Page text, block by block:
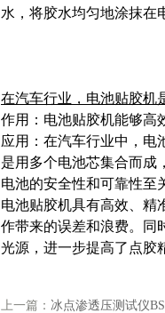
水，将胶水均匀地涂抹在
在汽车行业，电池贴胶机
作用‌：电池贴胶机能够高
应用‌：在汽车行业中，电
是用多个电池芯集合而成
电池的安全性和可靠性至
电池贴胶机具有高效、精
作带来的误差和浪费。同
光源，进一步提高了点胶
上一篇： 冰点渗透压测试仪